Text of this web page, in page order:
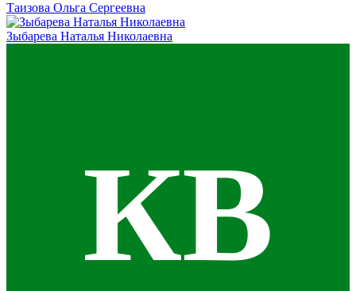
Таизова Ольга Сергеевна
Зыбарева Наталья Николаевна
КВ